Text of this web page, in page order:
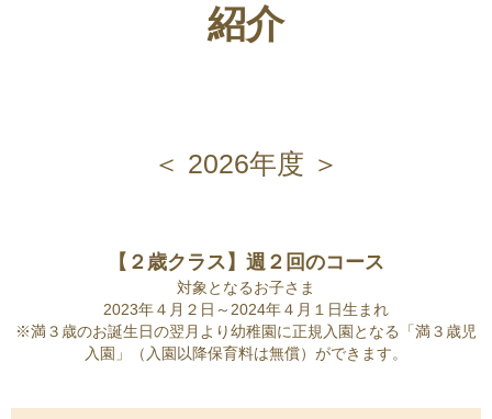
紹介
＜ 2026年度 ＞
【２歳クラス】週２回のコース
対象となるお子さま
2023年４月２日～2024年４月１日生まれ
※満３歳のお誕生日の翌月より幼稚園に正規入園となる「満３歳児
入園」（入園以降保育料は無償）ができます。